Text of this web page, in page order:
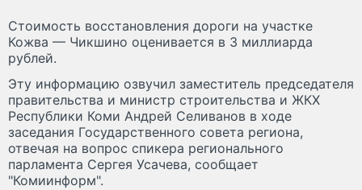
Стоимость восстановления дороги на участке
Кожва — Чикшино оценивается в 3 миллиарда
рублей.
Эту информацию озвучил заместитель председателя
правительства и министр строительства и ЖКХ
Республики Коми Андрей Селиванов в ходе
заседания Государственного совета региона,
отвечая на вопрос спикера регионального
парламента Сергея Усачева, сообщает
"Комиинформ".